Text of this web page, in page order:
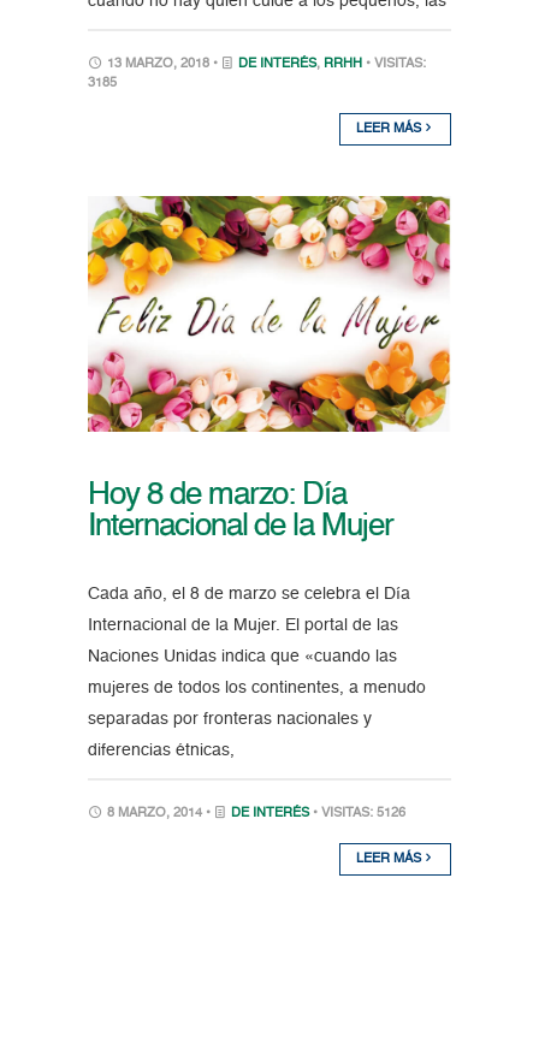
13 MARZO, 2018 • DE INTERÉS, RRHH • VISITAS:
3185
LEER MÁS
Hoy 8 de marzo: Día
Internacional de la Mujer
Cada año, el 8 de marzo se celebra el Día
Internacional de la Mujer. El portal de las
Naciones Unidas indica que «cuando las
mujeres de todos los continentes, a menudo
separadas por fronteras nacionales y
diferencias étnicas,
8 MARZO, 2014 • DE INTERÉS • VISITAS: 5126
LEER MÁS